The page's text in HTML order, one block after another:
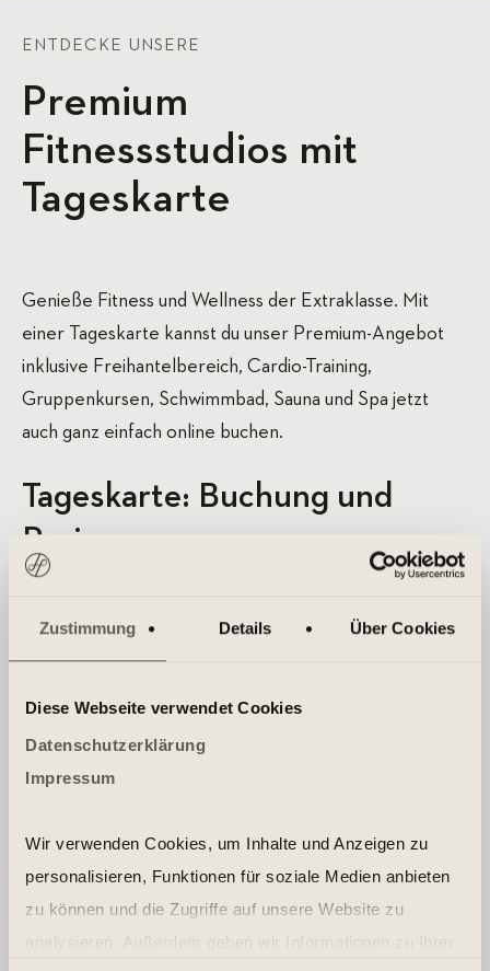
Zustimmung Details Über Cookies
Diese Webseite verwendet Cookies
Datenschutzerklärung
Impressum
Wir verwenden Cookies, um Inhalte und Anzeigen zu
personalisieren, Funktionen für soziale Medien anbieten
zu können und die Zugriffe auf unsere Website zu
analysieren. Außerdem geben wir Informationen zu Ihrer
ENTDECKE UNSERE
Premium
Fitnessstudios mit
Tageskarte
Genieße Fitness und Wellness der Extraklasse. Mit
einer Tageskarte kannst du unser Premium-Angebot
inklusive Freihantelbereich, Cardio-Training,
Gruppenkursen, Schwimmbad, Sauna und Spa jetzt
auch ganz einfach online buchen.
Tageskarte: Buchung und
Preise
Place Clubs, mit Ausnahme Berlin Potsdamer Platz
(44€), lauten wie folgt:
Clubs 10,00€